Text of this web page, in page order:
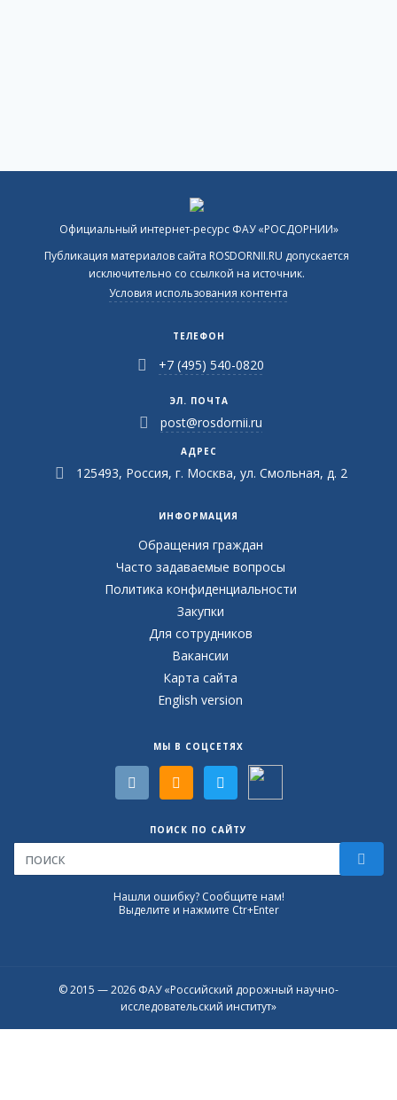
Официальный интернет-ресурс ФАУ «РОСДОРНИИ»
Публикация материалов сайта ROSDORNII.RU допускается
исключительно со ссылкой на источник.
Условия использования контента
ТЕЛЕФОН
+7 (495) 540-0820
ЭЛ. ПОЧТА
post@rosdornii.ru
АДРЕС
125493, Россия, г. Москва, ул. Смольная, д. 2
ИНФОРМАЦИЯ
Обращения граждан
Часто задаваемые вопросы
Политика конфиденциальности
Закупки
Для сотрудников
Вакансии
Карта сайта
English version
МЫ В СОЦСЕТЯХ
ПОИСК ПО САЙТУ
Нашли ошибку? Сообщите нам!
Выделите и нажмите Ctr+Enter
© 2015 — 2026 ФАУ «Российский дорожный научно-
исследовательский институт»